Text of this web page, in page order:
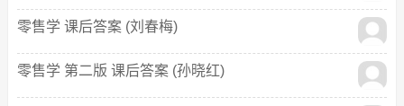
零售学 课后答案 (刘春梅)
零售学 第二版 课后答案 (孙晓红)